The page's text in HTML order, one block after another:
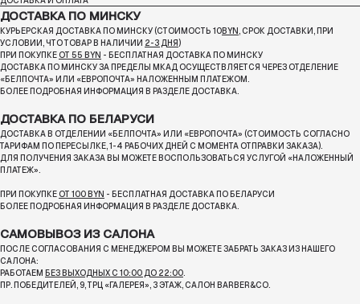
ДОСТАВКА ПО МИНСКУ
КУРЬЕРСКАЯ ДОСТАВКА ПО МИНСКУ (СТОИМОСТЬ 10BYN, СРОК ДОСТАВКИ, ПРИ
УСЛОВИИ, ЧТО ТОВАР В НАЛИЧИИ 2-3 ДНЯ )
ПРИ ПОКУПКЕ ОТ 55 BYN - БЕСПЛАТНАЯ ДОСТАВКА ПО МИНСКУ
ДОСТАВКА ПО МИНСКУ ЗА ПРЕДЕЛЫ МКАД ОСУЩЕСТВЛЯЕТСЯ ЧЕРЕЗ ОТДЕЛЕНИЕ
«БЕЛПОЧТА» ИЛИ «ЕВРОПОЧТА» НАЛОЖЕННЫМ ПЛАТЕЖОМ.
БОЛЕЕ ПОДРОБНАЯ ИНФОРМАЦИЯ В РАЗДЕЛЕ ДОСТАВКА.
ДОСТАВКА ПО БЕЛАРУСИ
ДОСТАВКА В ОТДЕЛЕНИИ «БЕЛПОЧТА» ИЛИ «ЕВРОПОЧТА» (СТОИМОСТЬ СОГЛАСНО
ТАРИФАМ ПО ПЕРЕСЫЛКЕ, 1-4 РАБОЧИХ ДНЕЙ С МОМЕНТА ОТПРАВКИ ЗАКАЗА).
ДЛЯ ПОЛУЧЕНИЯ ЗАКАЗА ВЫ МОЖЕТЕ ВОСПОЛЬЗОВАТЬСЯ УСЛУГОЙ «НАЛОЖЕННЫЙ
ПЛАТЕЖ».
ПРИ ПОКУПКЕ ОТ 100 BYN - БЕСПЛАТНАЯ ДОСТАВКА ПО БЕЛАРУСИ
БОЛЕЕ ПОДРОБНАЯ ИНФОРМАЦИЯ В РАЗДЕЛЕ ДОСТАВКА.
САМОВЫВОЗ ИЗ САЛОНА
ПОСЛЕ СОГЛАСОВАНИЯ С МЕНЕДЖЕРОМ ВЫ МОЖЕТЕ ЗАБРАТЬ ЗАКАЗ ИЗ НАШЕГО
САЛОНА:
РАБОТАЕМ БЕЗ ВЫХОДНЫХ С 10:00 ДО 22:00.
ПР. ПОБЕДИТЕЛЕЙ, 9, ТРЦ «ГАЛЕРЕЯ», 3 ЭТАЖ, САЛОН BARBER&CO.